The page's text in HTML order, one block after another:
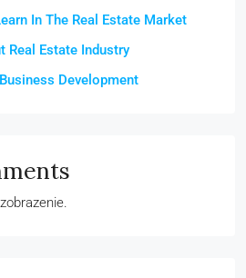
In The Real Estate Market
Real Estate Industry
Development